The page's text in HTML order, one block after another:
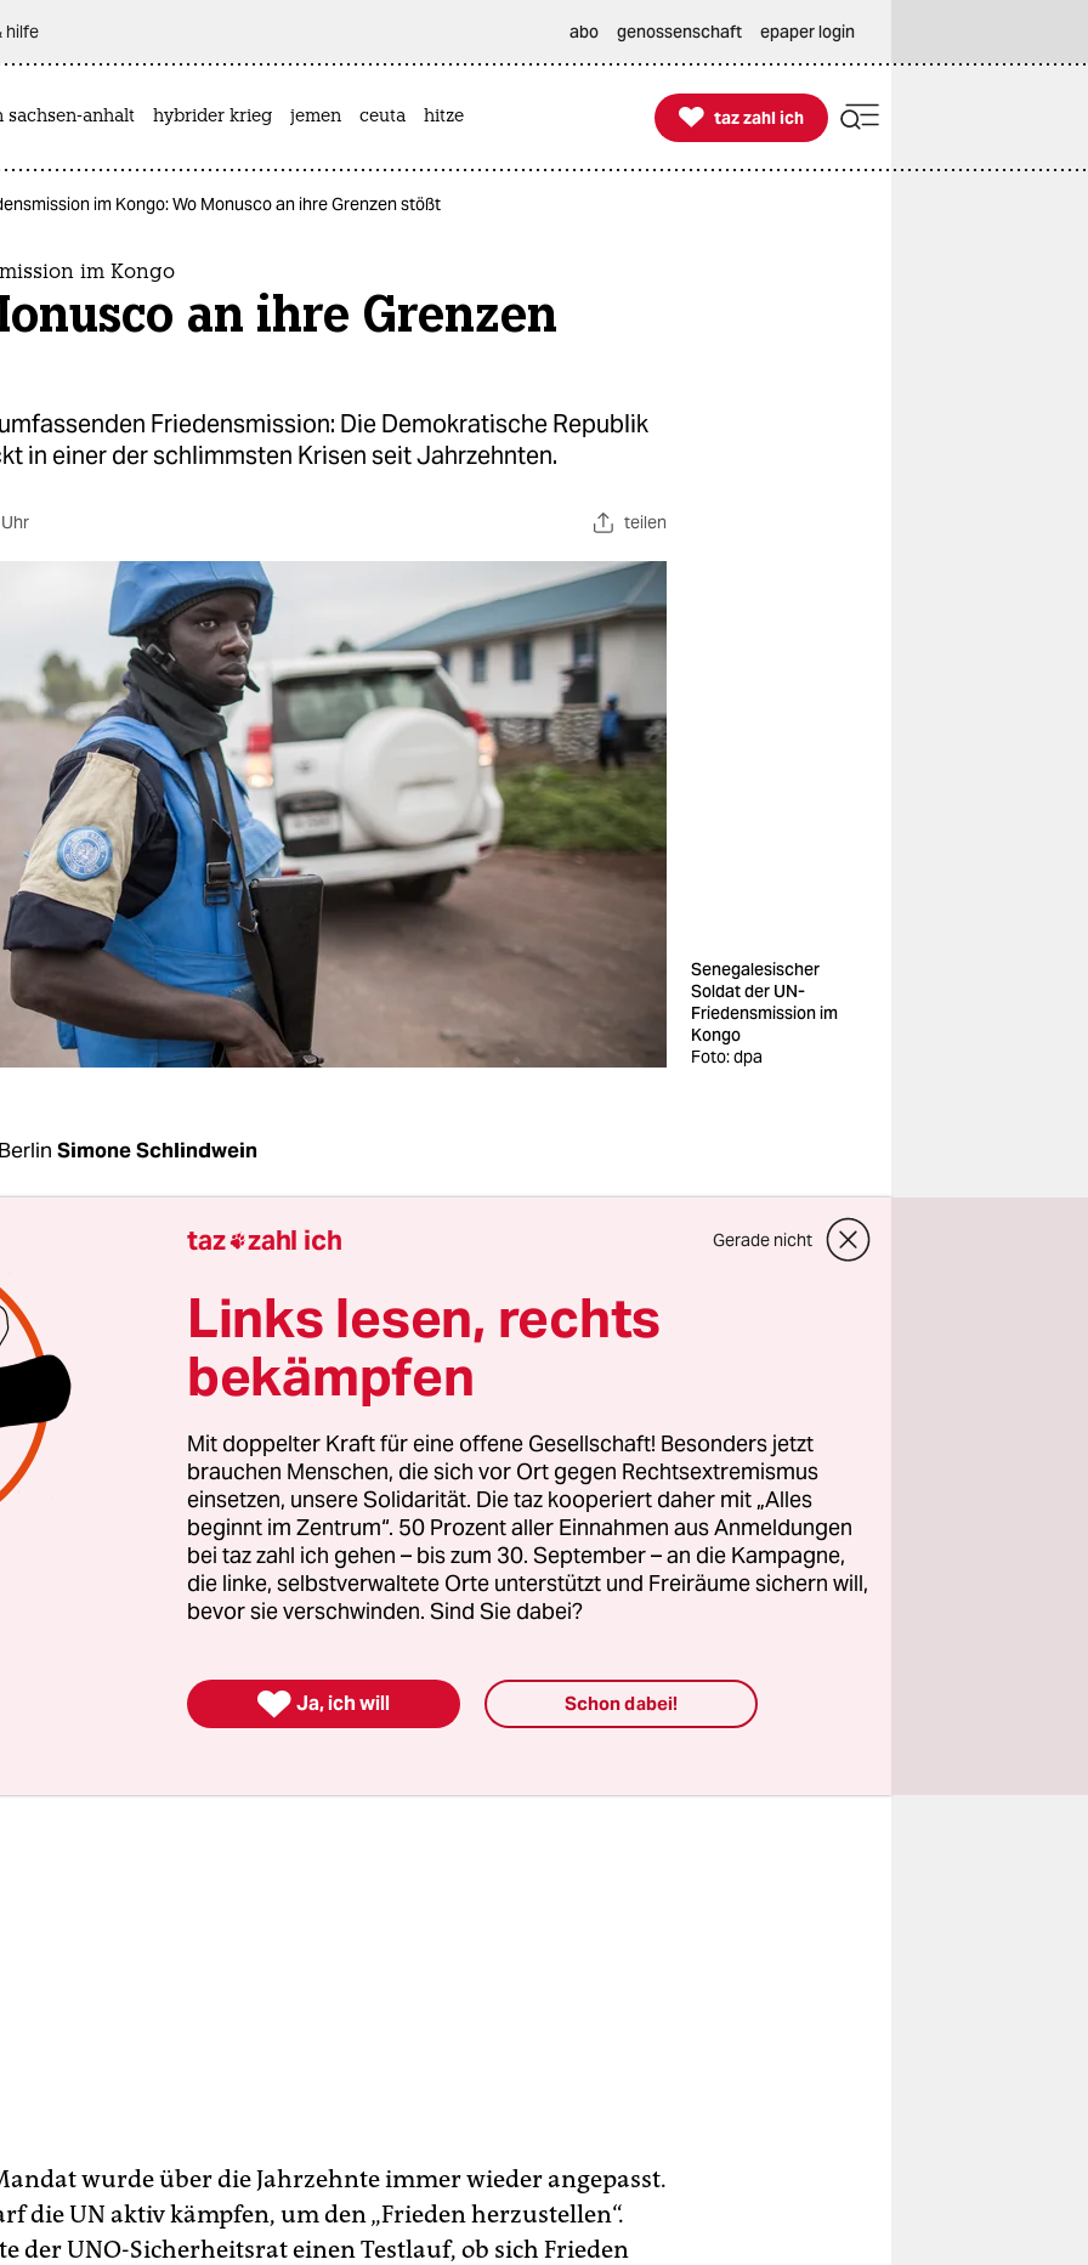
hilfe abo genossenschaft epaper login
sachsen-anhalt hybrider krieg jemen ceuta hitze 
taz zahl ich
taz zahl ich
im Kongo: Wo Monusco an ihre Grenzen stößt
im Kongo
an ihre Grenzen
Friedensmission: Die Demokratische Republik
in einer der schlimmsten Krisen seit Jahrzehnten.
teilen
Senegalesischer
Soldat der UN-
Friedensmission im
Kongo
Foto: dpa
Simone Schlindwein
in der Demokratischen Republik Kongo (Monusco)
und umfassendste Friedensoperation der Welt: Sie
jährlich 1,3 Milliarden Dollar. Sie unterhält über 18.000
sowie 4.000 zivile Angestellten. Vom UNO-Sicherheitsrat
einem robusten Mandat ausgestattet: Blauhelme dürfen
vorgehen. Doch zum Frieden hat dies seit Beginn
1999 nicht geführt.
Im Kongo sind derzeit 3,7 Millionen Menschen
mehr als während des Krieges. Tausende wurden in den
Monaten in der südlichen Provinz Kasai bei Kämpfen
wurde über die Jahrzehnte immer wieder angepasst.
die UN aktiv kämpfen, um den „Frieden herzustellen“.
der UNO-Sicherheitsrat einen Testlauf, ob sich Frieden
taz zahl ich Gerade nicht
Links lesen, rechts
bekämpfen
Mit doppelter Kraft für eine offene Gesellschaft! Besonders jetzt
brauchen Menschen, die sich vor Ort gegen Rechtsextremismus
einsetzen, unsere Solidarität. Die taz kooperiert daher mit „Alles
beginnt im Zentrum“. 50 Prozent aller Einnahmen aus Anmeldungen
bei taz zahl ich gehen – bis zum 30. September – an die Kampagne,
die linke, selbstverwaltete Orte unterstützt und Freiräume sichern will,
bevor sie verschwinden. Sind Sie dabei?
 Ja, ich will Schon dabei!